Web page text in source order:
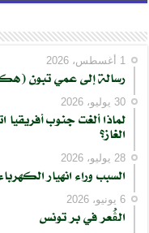
1 أغسطس، 2026
رسالة إلى عمي تبون
30 يوليو، 2026
لماذا ألغت جنوب أفريقيا
الغاز؟
28 يوليو، 2026
السبب وراء انهيار
6 يونيو، 2026
الڨُعر في بر تونس